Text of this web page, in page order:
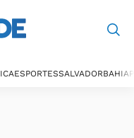
ESPORTESSALVADORBAHIA